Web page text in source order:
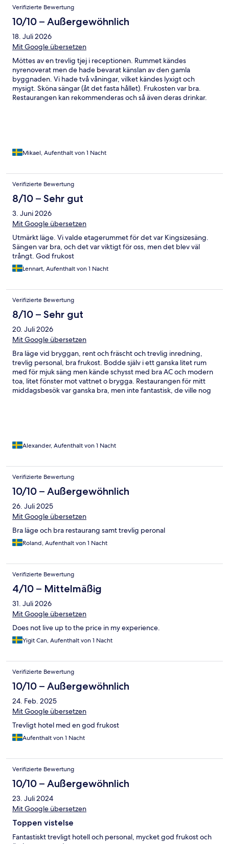
Verifizierte Bewertung
10/10 – Außergewöhnlich
18. Juli 2026
Mit Google übersetzen
Möttes av en trevlig tjej i receptionen. Rummet kändes
nyrenoverat men de hade bevarat känslan av den gamla
byggnaden. Vi hade två våningar, vilket kändes lyxigt och
mysigt. Sköna sängar (åt det fasta hållet). Frukosten var bra.
Restaurangen kan rekommenderas och så även deras drinkar.
Mikael, Aufenthalt von 1 Nacht
Verifizierte Bewertung
8/10 – Sehr gut
3. Juni 2026
Mit Google übersetzen
Utmärkt läge. Vi valde etagerummet för det var Kingsizesäng.
Sängen var bra, och det var viktigt för oss, men det blev väl
trångt. God frukost
Lennart, Aufenthalt von 1 Nacht
Verifizierte Bewertung
8/10 – Sehr gut
20. Juli 2026
Mit Google übersetzen
Bra läge vid bryggan, rent och fräscht och trevlig inredning,
trevlig personal, bra frukost. Bodde själv i ett ganska litet rum
med för mjuk säng men kände schysst med bra AC och modern
toa, litet fönster mot vattnet o brygga. Restaurangen för mitt
middagsbesök var ganska bra, men inte fantastisk, de ville nog
Alexander, Aufenthalt von 1 Nacht
Verifizierte Bewertung
10/10 – Außergewöhnlich
26. Juli 2025
Mit Google übersetzen
Bra läge och bra restaurang samt trevlig peronal
Roland, Aufenthalt von 1 Nacht
Verifizierte Bewertung
4/10 – Mittelmäßig
31. Juli 2026
Mit Google übersetzen
Does not live up to the price in my experience.
Yigit Can, Aufenthalt von 1 Nacht
Verifizierte Bewertung
10/10 – Außergewöhnlich
24. Feb. 2025
Mit Google übersetzen
Trevligt hotel med en god frukost
Aufenthalt von 1 Nacht
Verifizierte Bewertung
10/10 – Außergewöhnlich
23. Juli 2024
Mit Google übersetzen
Toppen vistelse
Fantastiskt trevligt hotell och personal, mycket god frukost och